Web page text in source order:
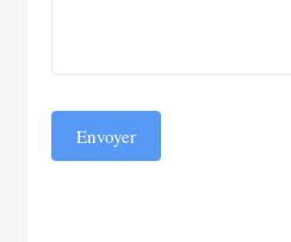
Envoyer